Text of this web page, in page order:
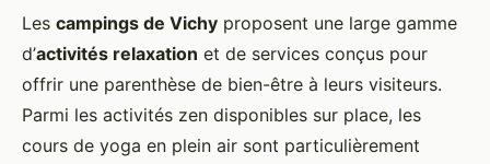
Les campings de Vichy proposent une large gamme
d’activités relaxation et de services conçus pour
offrir une parenthèse de bien-être à leurs visiteurs.
Parmi les activités zen disponibles sur place, les
cours de yoga en plein air sont particulièrement